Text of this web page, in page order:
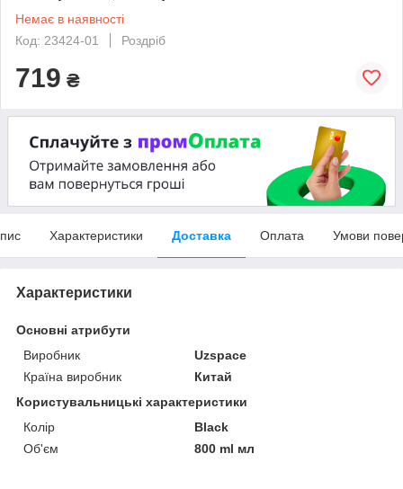
Немає в наявності
Код: 23424-01
Роздріб
719 ₴
Характеристики Доставка Оплата Умови
Характеристики
Основні атрибути
Виробник
Uzspace
Країна виробник
Китай
Користувальницькі характеристики
Колір
Black
Об'єм
800 ml мл